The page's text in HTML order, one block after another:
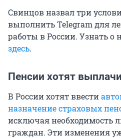
Свинцов назвал три
выполнить Telegram для
работы в России. Узнать о
здесь.
Пенсии хотят
В России хотят ввести
назначение страховых
исключая необходимость
граждан. Эти изменения